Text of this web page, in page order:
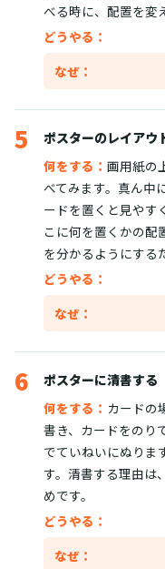
べる時に、配置を変
どうやる：
なぜ：
5
ポスターのレイアウ
何をする： 画用紙の
べてみます。真ん中
ードを置くと見やす
こに何を置くかの配
を分かるようにする
どうやる：
なぜ：
6
ポスターに清書する
何をする： カードの
書き、カードをのり
でていねいにぬりま
す。清書する理由は
めです。
どうやる：
なぜ：